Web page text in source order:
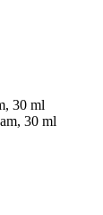
30 ml
30 ml